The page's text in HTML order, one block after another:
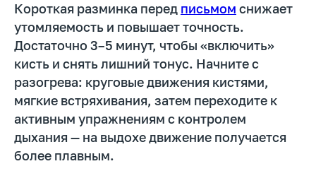
Короткая разминка перед письмом снижает
утомляемость и повышает точность.
Достаточно 3–5 минут, чтобы «включить»
кисть и снять лишний тонус. Начните с
разогрева: круговые движения кистями,
мягкие встряхивания, затем переходите к
активным упражнениям с контролем
дыхания — на выдохе движение получается
более плавным.
Наклон тетради — примерно 20–30
градусов, для левшей — зеркально.
Освещение падает со стороны
противоположной рабочей руке, чтобы не
создавать тени на строке.
Выбирайте ручку с матовым корпусом и
умеренной толщиной, чтобы не
требовался сильный нажим. Лист
фиксируйте, чтобы он не «ездил». Уберите
лишние предметы со стола — визуальный
шум снижает внимание и увеличивает